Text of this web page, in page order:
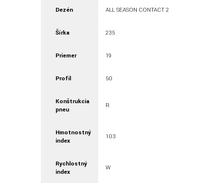
Dezén ALL SEASON CONTACT 2
Šírka 235
Priemer 19
Profil 50
Konštrukcia
pneu
R
Hmotnostný
index
103
Rychlostný
index
W